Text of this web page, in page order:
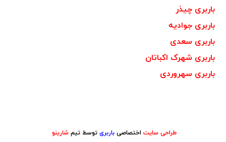
باربری چیذر
باربری جوادیه
باربری سعدی
باربری شهرک اکباتان
باربری سهروردی
طراحی سایت اختصاصیباربری توسط تیمشارینو